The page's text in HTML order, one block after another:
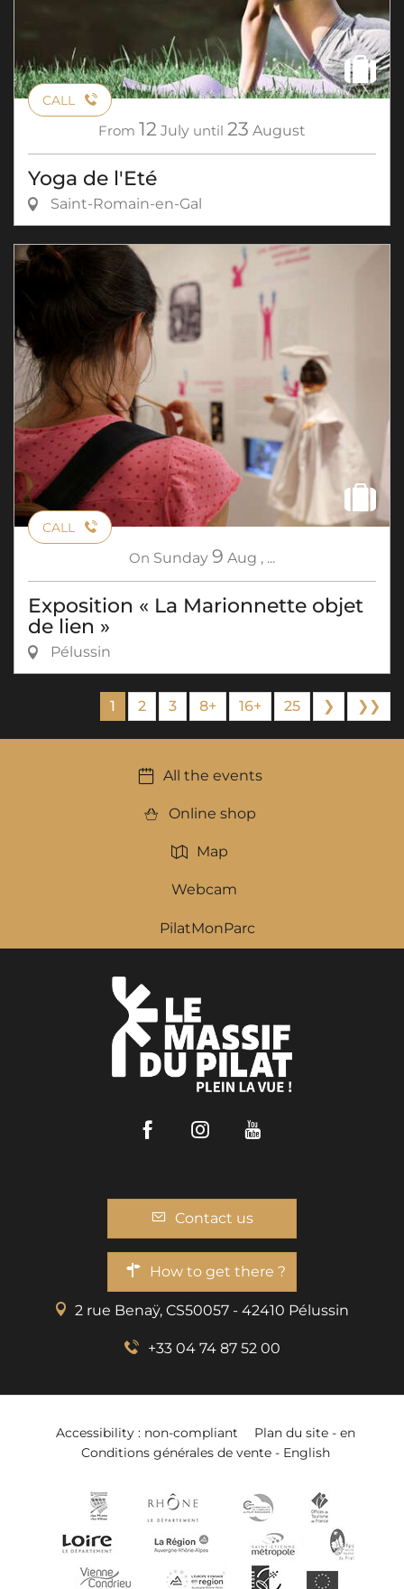
CALL
From 12 July until 23 August
Yoga de l'Eté
Saint-Romain-en-Gal
CALL
On Sunday 9 Aug , ...
Exposition « La Marionnette objet
de lien »
Pélussin
1 2 3 8+ 16+ 25 ❯ ❯❯
All the events
Online shop
Map
Webcam
PilatMonParc
FacebookInstagram
Contact us
How to get there ?
2 rue Benaÿ, CS50057 - 42410 Pélussin
+33 04 74 87 52 00
Accessibility : non-compliant
Plan du site - en
Conditions générales de vente - English